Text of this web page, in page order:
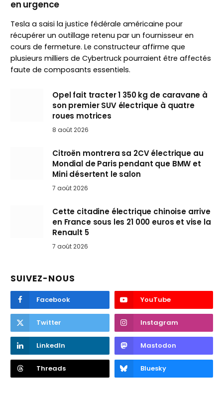
en urgence
Tesla a saisi la justice fédérale américaine pour
récupérer un outillage retenu par un fournisseur en
cours de fermeture. Le constructeur affirme que
plusieurs milliers de Cybertruck pourraient être affectés
faute de composants essentiels.
Opel fait tracter 1 350 kg de caravane à
son premier SUV électrique à quatre
roues motrices
8 août 2026
Citroën montrera sa 2CV électrique au
Mondial de Paris pendant que BMW et
Mini désertent le salon
7 août 2026
Cette citadine électrique chinoise arrive
en France sous les 21 000 euros et vise la
Renault 5
7 août 2026
SUIVEZ-NOUS
Facebook YouTube
Twitter Instagram
LinkedIn Mastodon
Threads Bluesky